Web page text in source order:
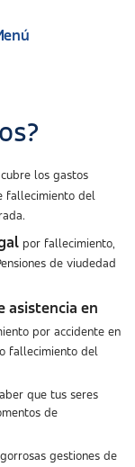
los gastos
fallecimiento del
por fallecimiento,
de viudedad
asistencia en
por accidente en
fallecimiento del
que tus seres
de
gestiones de